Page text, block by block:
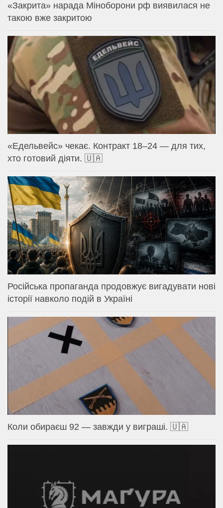
«Закрита» нарада Міноборони рф виявилася не
такою вже закритою
«Едельвейс» чекає. Контракт 18–24 — для тих,
хто готовий діяти. 🇺🇦
Російська пропаганда продовжує вигадувати нові
історії навколо подій в Україні
Коли обираєш 92 — завжди у виграші. 🇺🇦